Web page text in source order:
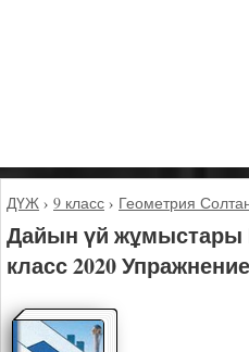
ДҮЖ › 9 класс › Геометрия
Дайын үй жұмыстары
класс 2020